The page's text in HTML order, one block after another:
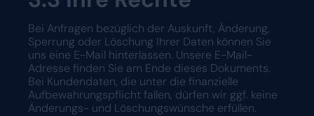
Bei Anfragen bezüglich der Auskunft, Änderung,
Sperrung oder Löschung Ihrer Daten können Sie
uns eine E-Mail hinterlassen. Unsere E-Mail-
Adresse finden Sie am Ende dieses Dokuments.
Bei Kundendaten, die unter die finanzielle
Aufbewahrungspflicht fallen, dürfen wir ggf. keine
Änderungs- und Löschungswünsche erfüllen.